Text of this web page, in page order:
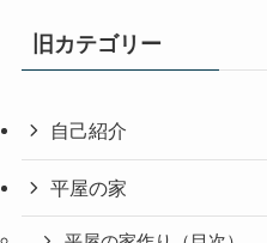
旧カテゴリー
自己紹介
平屋の家